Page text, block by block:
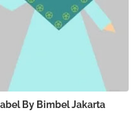
By Bimbel Jakarta